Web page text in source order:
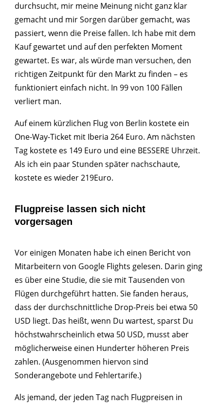
durchsucht, mir meine Meinung nicht ganz klar
gemacht und mir Sorgen darüber gemacht, was
passiert, wenn die Preise fallen. Ich habe mit dem
Kauf gewartet und auf den perfekten Moment
gewartet. Es war, als würde man versuchen, den
richtigen Zeitpunkt für den Markt zu finden – es
funktioniert einfach nicht. In 99 von 100 Fällen
verliert man.
Auf einem kürzlichen Flug von Berlin kostete ein
One-Way-Ticket mit Iberia 264 Euro. Am nächsten
Tag kostete es 149 Euro und eine BESSERE Uhrzeit.
Als ich ein paar Stunden später nachschaute,
kostete es wieder 219Euro.
Flugpreise lassen sich nicht
vorgersagen
Vor einigen Monaten habe ich einen Bericht von
Mitarbeitern von Google Flights gelesen. Darin ging
es über eine Studie, die sie mit Tausenden von
Flügen durchgeführt hatten. Sie fanden heraus,
dass der durchschnittliche Drop-Preis bei etwa 50
USD liegt. Das heißt, wenn Du wartest, sparst Du
höchstwahrscheinlich etwa 50 USD, musst aber
möglicherweise einen Hunderter höheren Preis
zahlen. (Ausgenommen hiervon sind
Sonderangebote und Fehlertarife.)
Als jemand, der jeden Tag nach Flugpreisen in